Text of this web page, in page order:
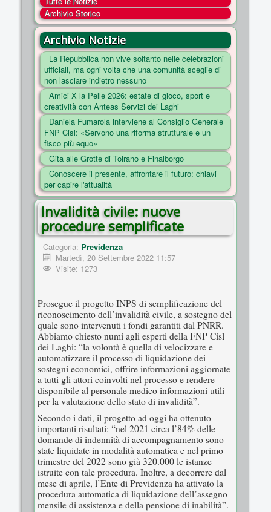
COSA FACCIAMO
ENTI
NOTIZIE
ESSENZIALI
MAPPA DEL SITO
CONVENZIONI
FOTO
SOCIAL
Archivio Storico
Archivio Notizie
La Repubblica non vive soltanto nelle celebrazioni
ufficiali, ma ogni volta che una comunità sceglie di
non lasciare indietro nessuno
Amici X la Pelle 2026: estate di gioco, sport e
creatività con Anteas Servizi dei Laghi
Daniela Fumarola interviene al Consiglio Generale
FNP Cisl: «Servono una riforma strutturale e un
fisco più equo»
Gita alle Grotte di Toirano e Finalborgo
Conoscere il presente, affrontare il futuro: chiavi
per capire l'attualità
Invalidità civile: nuove
procedure semplificate
Categoria: Previdenza
Martedì, 20 Settembre 2022 11:57
Visite: 1273
Prosegue il progetto INPS di semplificazione del
riconoscimento dell’invalidità civile, a sostegno del
quale sono intervenuti i fondi garantiti dal PNRR.
Abbiamo chiesto numi agli esperti della FNP Cisl
dei Laghi: “la volontà è quella di velocizzare e
automatizzare il processo di liquidazione dei
sostegni economici, offrire informazioni aggiornate
a tutti gli attori coinvolti nel processo e rendere
disponibile al personale medico informazioni utili
per la valutazione dello stato di invalidità”.
Secondo i dati, il progetto ad oggi ha ottenuto
importanti risultati: “nel 2021 circa l’84% delle
domande di indennità di accompagnamento sono
state liquidate in modalità automatica e nel primo
trimestre del 2022 sono già 320.000 le istanze
istruite con tale procedura. Inoltre, a decorrere dal
mese di aprile, l’Ente di Previdenza ha attivato la
procedura automatica di liquidazione dell’assegno
mensile di assistenza e della pensione di inabilità”.